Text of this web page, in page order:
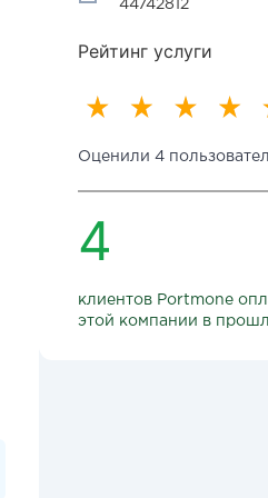
44742812
Рейтинг услуги
Оценили 4
4
клиентов Portmone
этой компании в